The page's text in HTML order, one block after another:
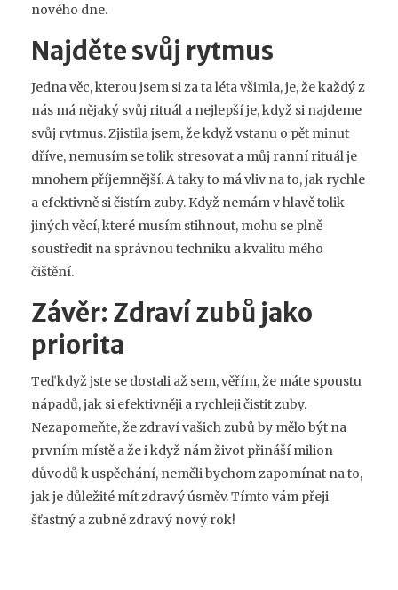
nového dne.
Najděte svůj rytmus
Jedna věc, kterou jsem si za ta léta všimla, je, že každý z
nás má nějaký svůj rituál a nejlepší je, když si najdeme
svůj rytmus. Zjistila jsem, že když vstanu o pět minut
dříve, nemusím se tolik stresovat a můj ranní rituál je
mnohem příjemnější. A taky to má vliv na to, jak rychle
a efektivně si čistím zuby. Když nemám v hlavě tolik
jiných věcí, které musím stihnout, mohu se plně
soustředit na správnou techniku a kvalitu mého
čištění.
Závěr: Zdraví zubů jako
priorita
Teď když jste se dostali až sem, věřím, že máte spoustu
nápadů, jak si efektivněji a rychleji čistit zuby.
Nezapomeňte, že zdraví vašich zubů by mělo být na
prvním místě a že i když nám život přináší milion
důvodů k uspěchání, neměli bychom zapomínat na to,
jak je důležité mít zdravý úsměv. Tímto vám přeji
šťastný a zubně zdravý nový rok!